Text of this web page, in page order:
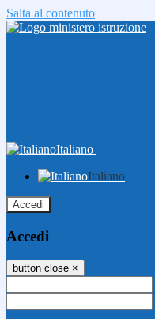
Salta al contenuto
Italiano
Italiano
Accedi
Accedi
button close ×